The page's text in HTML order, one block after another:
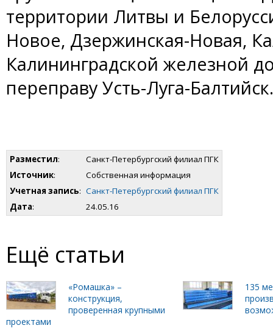
территории Литвы и
Новое, Дзержинская-Новая,
Калининградской железной
переправу Усть-Луга-Балтийск.
Разместил:
Санкт-Петербургский филиал ПГК
Источник:
Собственная информация
Учетная запись: Санкт-Петербургский филиал ПГК
Дата: 24.05.16
Ещё статьи
«Ромашка» –
конструкция,
проверенная крупными
проектами
135